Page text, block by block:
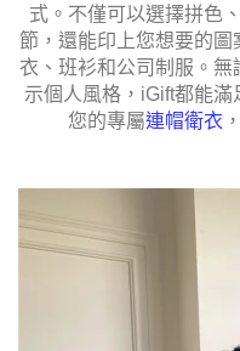
式。不僅可以選擇拼色
節，還能印上您想要的
衣、班衫和公司制服。
示個人風格，iGift都能
您的專屬連帽衛衣